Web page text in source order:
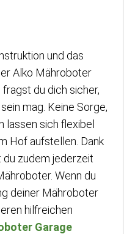
und das
Alko Mähroboter
du dich sicher,
mag. Keine Sorge,
lassen sich flexibel
Hof aufstellen. Dank
du zudem jederzeit
Wenn du
deiner Mähroboter
hilfreichen
Garage